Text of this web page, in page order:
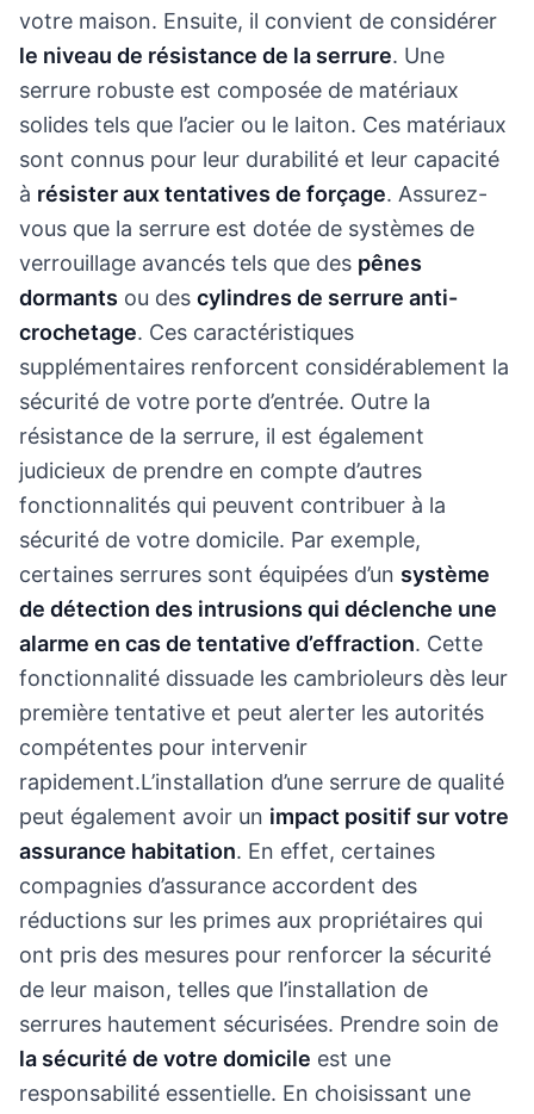
votre maison. Ensuite, il convient de considérer
le niveau de résistance de la serrure. Une
serrure robuste est composée de matériaux
solides tels que l’acier ou le laiton. Ces matériaux
sont connus pour leur durabilité et leur capacité
à résister aux tentatives de forçage. Assurez-
vous que la serrure est dotée de systèmes de
verrouillage avancés tels que des pênes
dormants ou des cylindres de serrure anti-
crochetage. Ces caractéristiques
supplémentaires renforcent considérablement la
sécurité de votre porte d’entrée. Outre la
résistance de la serrure, il est également
judicieux de prendre en compte d’autres
fonctionnalités qui peuvent contribuer à la
sécurité de votre domicile. Par exemple,
certaines serrures sont équipées d’un système
de détection des intrusions qui déclenche une
alarme en cas de tentative d’effraction. Cette
fonctionnalité dissuade les cambrioleurs dès leur
première tentative et peut alerter les autorités
compétentes pour intervenir
rapidement.L’installation d’une serrure de qualité
peut également avoir un impact positif sur votre
assurance habitation. En effet, certaines
compagnies d’assurance accordent des
réductions sur les primes aux propriétaires qui
ont pris des mesures pour renforcer la sécurité
de leur maison, telles que l’installation de
serrures hautement sécurisées. Prendre soin de
la sécurité de votre domicile est une
responsabilité essentielle. En choisissant une